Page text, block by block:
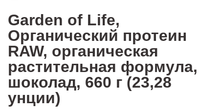
Garden of Life,
Органический протеин
RAW, органическая
растительная формула,
шоколад, 660 г (23,28
унции)